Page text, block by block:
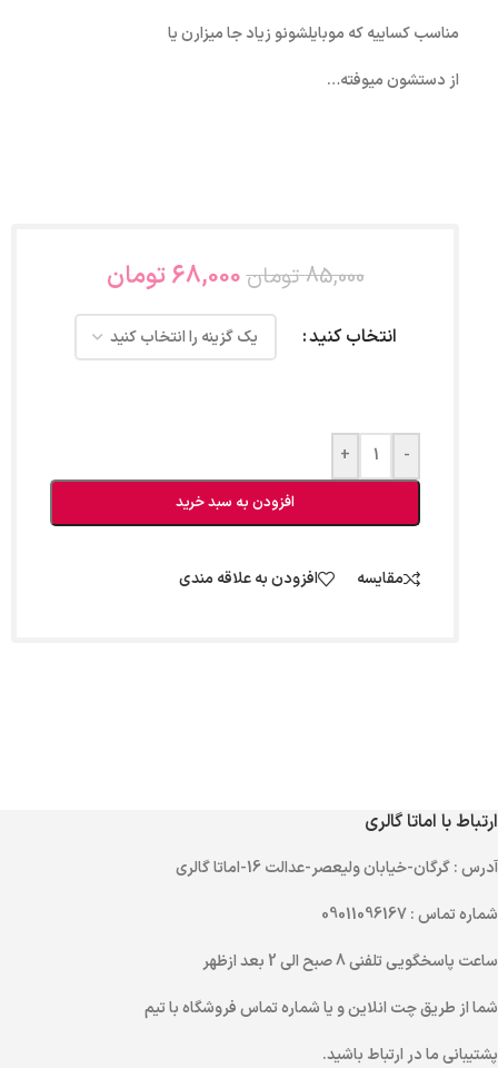
مناسب کساییه که موبایلشونو زیاد جا میزارن یا
از دستشون میوفته…
85,000 تومان68,000تومان
انتخاب کنید
-
+
افزودن به سبد خرید
مقایسه افزودن به علاقه مندی
ارتباط با اماتا گالری
آدرس: گرگان-خیابان ولیعصر-عدالت 16-اماتا گالری
شماره تماس: 09011096167
ساعت پاسخگویی تلفنی
شما از طریقچت انلاینو یاشماره تماسفروشگاه با تیم
پشتیبانی ما در ارتباط باشید.